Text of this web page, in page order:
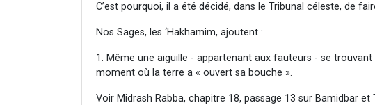
C’est pourquoi, il a été décidé, dans le Tribunal céleste, de
Nos Sages, les ‘Hakhamim, ajoutent :
1. Même une aiguille - appartenant aux fauteurs - se
moment où la terre a « ouvert sa bouche ».
Voir Midrash Rabba, chapitre 18, passage 13 sur Bamidbar